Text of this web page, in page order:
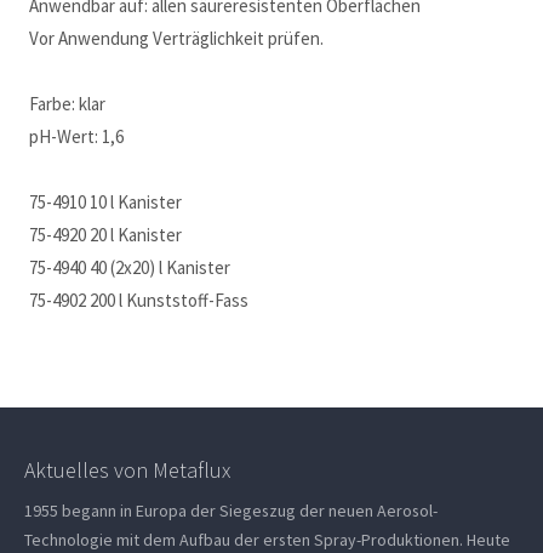
Anwendbar auf: allen säureresistenten Oberflächen
Vor Anwendung Verträglichkeit prüfen.
Farbe: klar
pH-Wert: 1,6
75-4910 10 l Kanister
75-4920 20 l Kanister
75-4940 40 (2x20) l Kanister
75-4902 200 l Kunststoff-Fass
Aktuelles von Metaflux
1955 begann in Europa der Siegeszug der neuen Aerosol-
Technologie mit dem Aufbau der ersten Spray-Produktionen. Heute